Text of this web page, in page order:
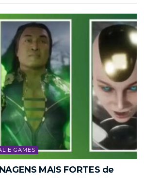
E GAMES
MAIS FORTES de